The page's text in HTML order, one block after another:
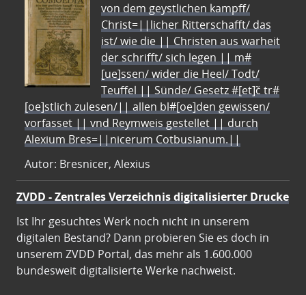
von dem geystlichen kampff/
Christ=||licher Ritterschafft/ das
ist/ wie die || Christen aus warheit
der schrifft/ sich legen || m#
[ue]ssen/ wider die Heel/ Todt/
Teuffel || Sünde/ Gesetz #[et]c̃ tr#
[oe]stlich zulesen/|| allen bl#[oe]den gewissen/
vorfasset || vnd Reymweis gestellet || durch
Alexium Bres=||nicerum Cotbusianum.||
Autor: Bresnicer, Alexius
ZVDD - Zentrales Verzeichnis digitalisierter Drucke
Ist Ihr gesuchtes Werk noch nicht in unserem
digitalen Bestand? Dann probieren Sie es doch in
unserem ZVDD Portal, das mehr als 1.600.000
bundesweit digitalisierte Werke nachweist.